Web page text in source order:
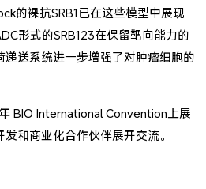
的裸抗SRB1已在这些模型中展现
形式的SRB123在保留靶向能力的
送系统进一步增强了对肿瘤细胞的
BIO International Convention上展
和商业化合作伙伴展开交流。